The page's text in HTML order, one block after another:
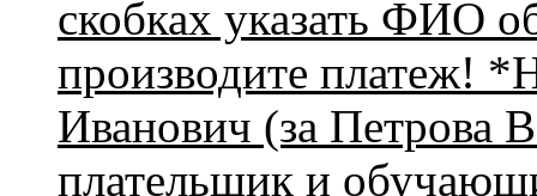
скобках указать ФИО
производите платеж!
Иванович (за Петрова
плательщик и